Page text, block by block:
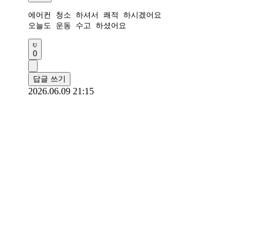
에어컨 청소 하셔서 쾌적 하시겠어요
오늘도 운동 수고 하셨어요
0
답글 쓰기
2026.06.09 21:15